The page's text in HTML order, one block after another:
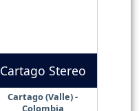
Cartago Stereo
Cartago (Valle) -
Colombia